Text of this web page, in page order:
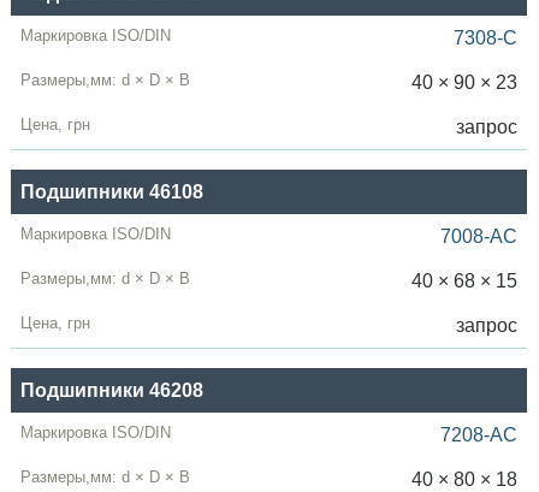
7308-C
40 × 90 × 23
запрос
Подшипники 46108
7008-AC
40 × 68 × 15
запрос
Подшипники 46208
7208-AC
40 × 80 × 18